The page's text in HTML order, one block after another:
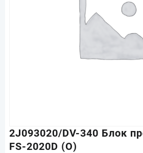
2J093020/DV-340 Блок
FS-2020D (O)